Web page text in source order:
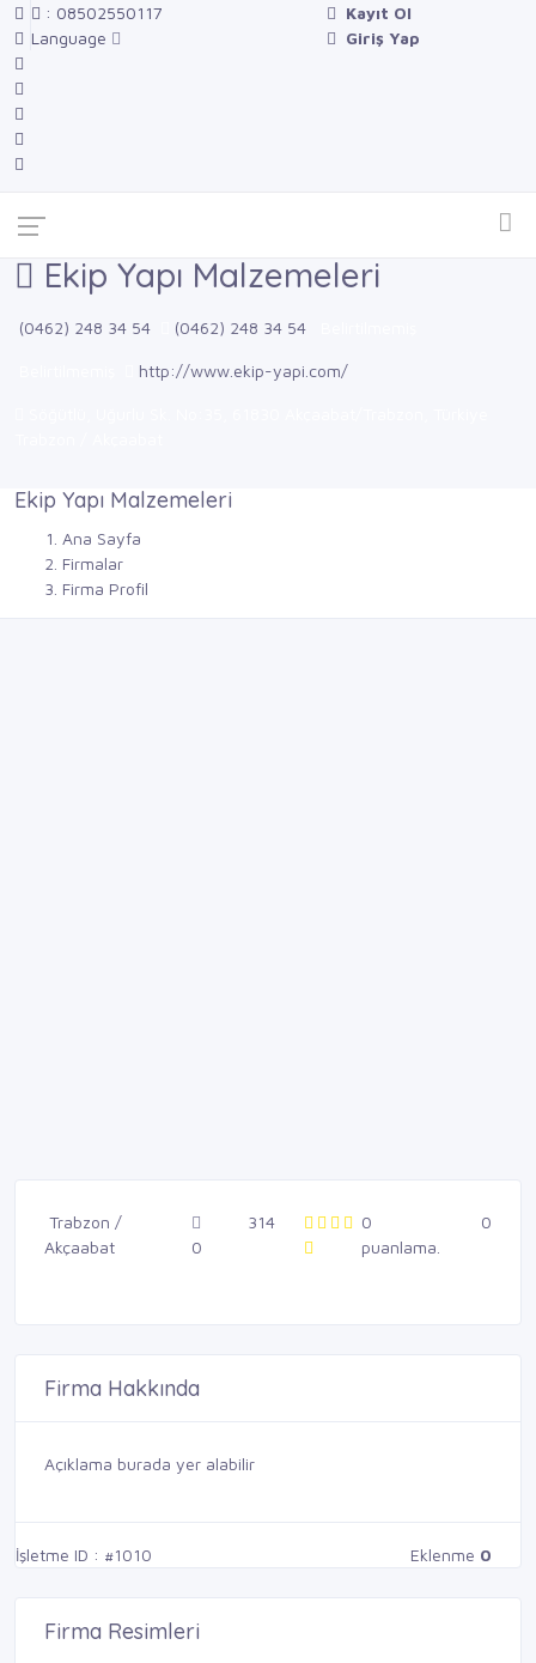
: 08502550117
Language
Kayıt Ol
Giriş Yap
Ekip Yapı Malzemeleri
(0462) 248 34 54 (0462) 248 34 54
http://www.ekip-yapi.com/
Ekip Yapı Malzemeleri
Ana Sayfa
Firmalar
Firma Profil
Trabzon /
Akçaabat
0
314
0
puanlama.
0
Firma Hakkında
Açıklama burada yer alabilir
İşletme ID : #1010 Eklenme 0
Firma Resimleri